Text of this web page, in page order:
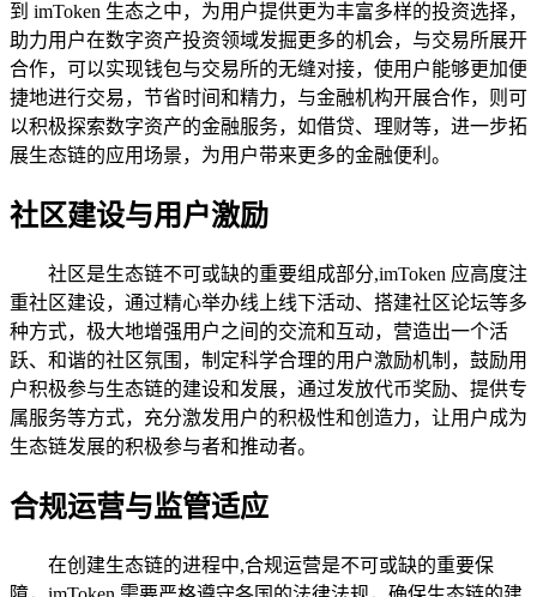
到 imToken 生态之中，为用户提供更为丰富多样的投资选择，
助力用户在数字资产投资领域发掘更多的机会，与交易所展开
合作，可以实现钱包与交易所的无缝对接，使用户能够更加便
捷地进行交易，节省时间和精力，与金融机构开展合作，则可
以积极探索数字资产的金融服务，如借贷、理财等，进一步拓
展生态链的应用场景，为用户带来更多的金融便利。
社区建设与用户激励
社区是生态链不可或缺的重要组成部分,imToken 应高度注
重社区建设，通过精心举办线上线下活动、搭建社区论坛等多
种方式，极大地增强用户之间的交流和互动，营造出一个活
跃、和谐的社区氛围，制定科学合理的用户激励机制，鼓励用
户积极参与生态链的建设和发展，通过发放代币奖励、提供专
属服务等方式，充分激发用户的积极性和创造力，让用户成为
生态链发展的积极参与者和推动者。
合规运营与监管适应
在创建生态链的进程中,合规运营是不可或缺的重要保